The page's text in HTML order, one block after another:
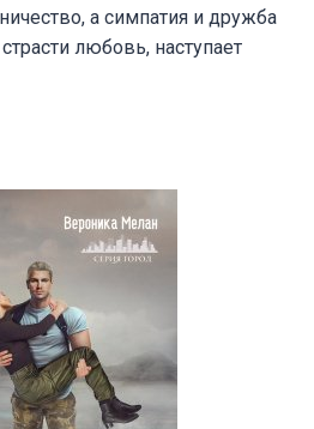
а симпатия и дружба
любовь, наступает